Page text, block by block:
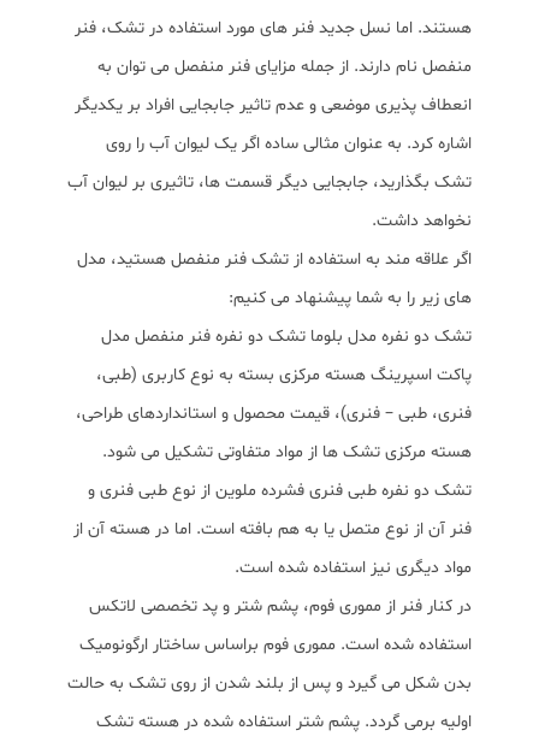
هستند. اما نسل جدید فنر های مورد استفاده در تشک، فنر
منفصل نام دارند. از جمله مزایای فنر منفصل می توان به
انعطاف پذیری موضعی و عدم تاثیر جابجایی افراد بر یکدیگر
اشاره کرد. به عنوان مثالی ساده اگر یک لیوان آب را روی
تشک بگذارید، جابجایی دیگر قسمت ها، تاثیری بر لیوان آب
نخواهد داشت.
اگر علاقه مند به استفاده از تشک فنر منفصل هستید، مدل
های زیر را به شما پیشنهاد می کنیم:
تشک دو نفره مدل بلوما تشک دو نفره فنر منفصل مدل
پاکت اسپرینگ هسته مرکزی بسته به نوع کاربری (طبی،
فنری، طبی – فنری)، قیمت محصول و استانداردهای طراحی،
هسته مرکزی تشک ها از مواد متفاوتی تشکیل می شود.
تشک دو نفره طبی فنری فشرده ملوین از نوع طبی فنری و
فنر آن از نوع متصل یا به هم بافته است. اما در هسته آن از
مواد دیگری نیز استفاده شده است.
در کنار فنر از مموری فوم، پشم شتر و پد تخصصی لاتکس
استفاده شده است. مموری فوم براساس ساختار ارگونومیک
بدن شکل می گیرد و پس از بلند شدن از روی تشک به حالت
اولیه برمی گردد. پشم شتر استفاده شده در هسته تشک